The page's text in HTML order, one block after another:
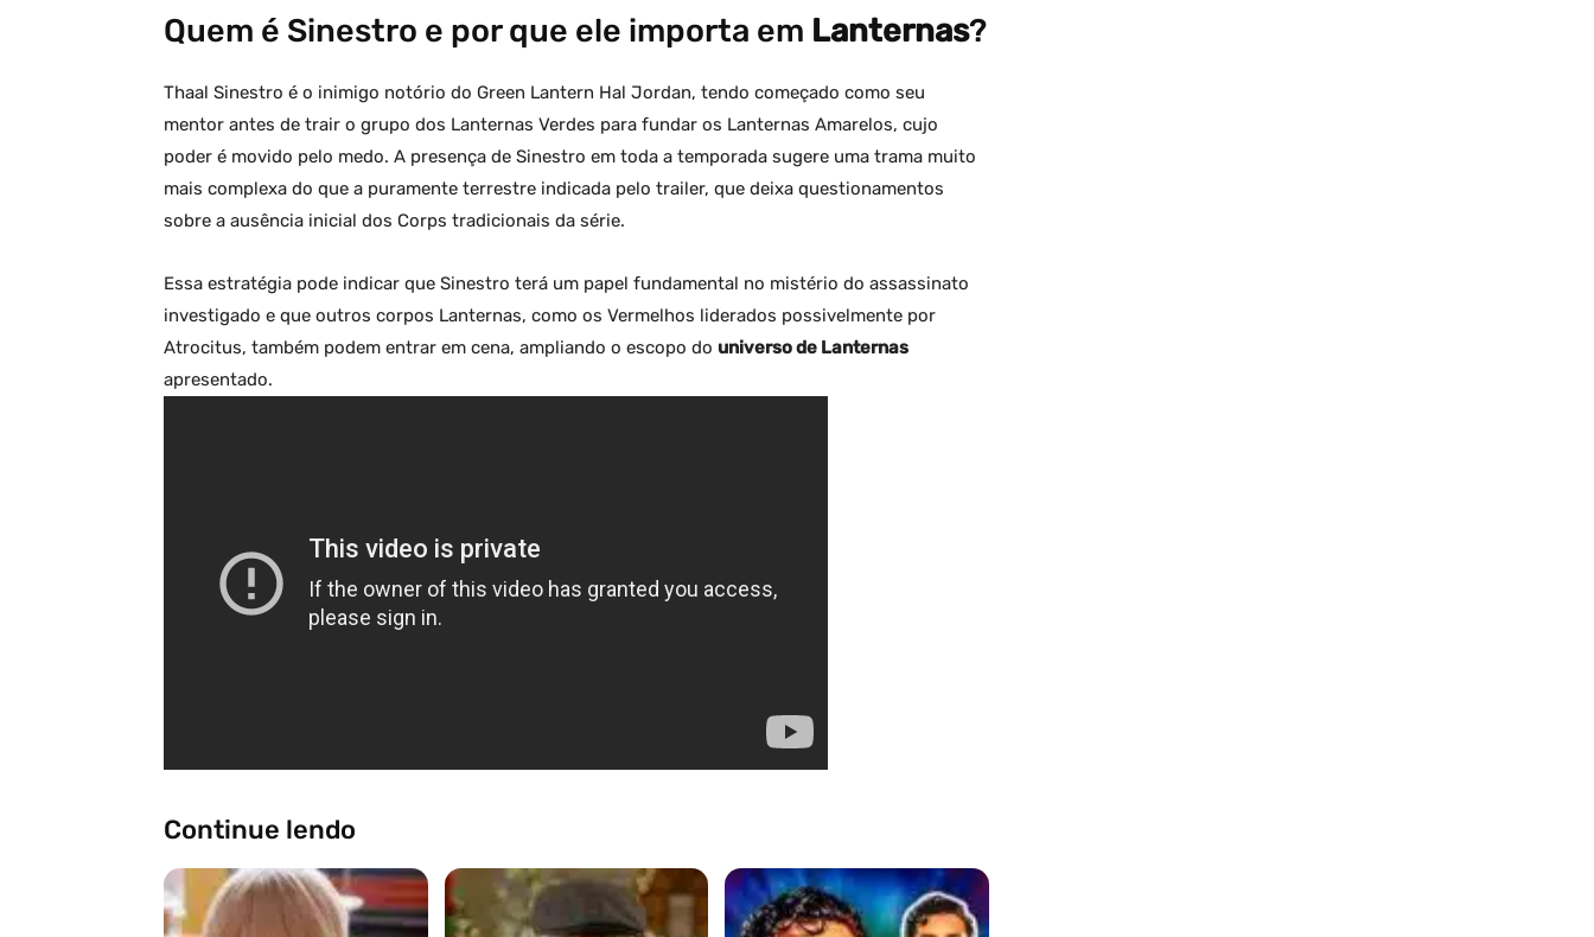
Quem é Sinestro e por que ele importa em Lanternas?
Thaal Sinestro é o inimigo notório do Green Lantern Hal Jordan, tendo começado como seu
mentor antes de trair o grupo dos Lanternas Verdes para fundar os Lanternas Amarelos, cujo
poder é movido pelo medo. A presença de Sinestro em toda a temporada sugere uma trama muito
mais complexa do que a puramente terrestre indicada pelo trailer, que deixa questionamentos
sobre a ausência inicial dos Corps tradicionais da série.
Essa estratégia pode indicar que Sinestro terá um papel fundamental no mistério do assassinato
investigado e que outros corpos Lanternas, como os Vermelhos liderados possivelmente por
Atrocitus, também podem entrar em cena, ampliando o escopo do universo de Lanternas
apresentado.
Continue lendo